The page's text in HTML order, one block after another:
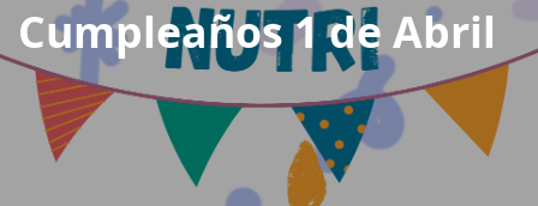
Cumpleaños 1 de Abril